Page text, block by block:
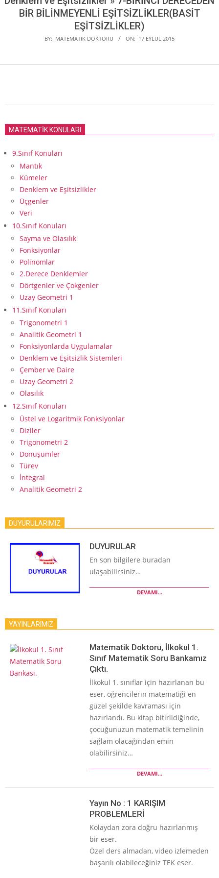
BİR BİLİNMEYENLİ EŞİTSİZLİKLER(BASİT
EŞİTSİZLİKLER)
BY: MATEMATIK DOKTORU ON: 17 EYLÜL 2015
17
MATEMATİK KONULARI
9.Sınıf Konuları
Mantık
Kümeler
Denklem ve Eşitsizlikler
Üçgenler
Veri
10.Sınıf Konuları
Sayma ve Olasılık
Fonksiyonlar
Polinomlar
2.Derece Denklemler
Dörtgenler ve Çokgenler
Uzay Geometri 1
11.Sınıf Konuları
Trigonometri 1
Analitik Geometri 1
Fonksiyonlarda Uygulamalar
Denklem ve Eşitsizlik Sistemleri
Çember ve Daire
Uzay Geometri 2
Olasılık
12.Sınıf Konuları
Üstel ve Logaritmik Fonksiyonlar
Diziler
Trigonometri 2
Dönüşümler
Türev
İntegral
Analitik Geometri 2
DUYURULARIMIZ
DUYURULAR
En son bilgilere buradan
ulaşabilirsiniz…
DEVAMI...
YAYINLARIMIZ
Matematik Doktoru, İlkokul 1.
Sınıf Matematik Soru Bankamız
Çıktı.
İlkokul 1. sınıflar için hazırlanan bu
eser, öğrencilerin matematiği en
güzel şekilde kavraması için
hazırlandı. Bu kitap bitirildiğinde,
çocuğunuzun matematik temelinin
sağlam olacağından emin
olabilirsiniz…
DEVAMI...
Yayın No : 1 KARIŞIM
PROBLEMLERİ
Kolaydan zora doğru hazırlanmış
bir eser.
Özel ders almadan, video izlemeden
başarılı olabileceğiniz TEK eser.